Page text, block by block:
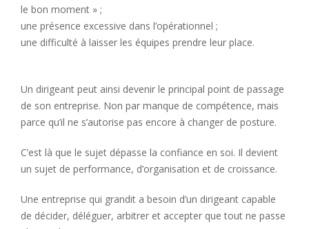
le bon moment » ;
une présence excessive dans l’opérationnel ;
une difficulté à laisser les équipes prendre leur place.
Un dirigeant peut ainsi devenir le principal point de passage
de son entreprise. Non par manque de compétence, mais
parce qu’il ne s’autorise pas encore à changer de posture.
C’est là que le sujet dépasse la confiance en soi. Il devient
un sujet de performance, d’organisation et de croissance.
Une entreprise qui grandit a besoin d’un dirigeant capable
de décider, déléguer, arbitrer et accepter que tout ne passe